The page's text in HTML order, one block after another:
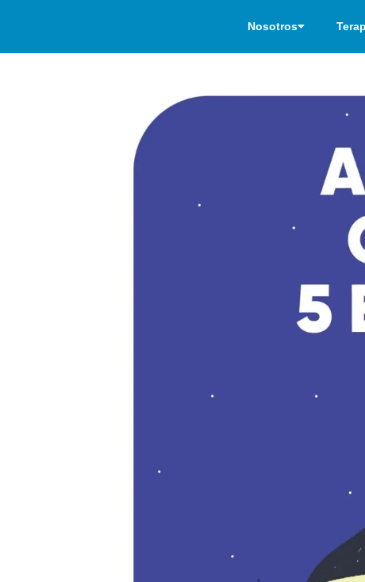
Nosotros